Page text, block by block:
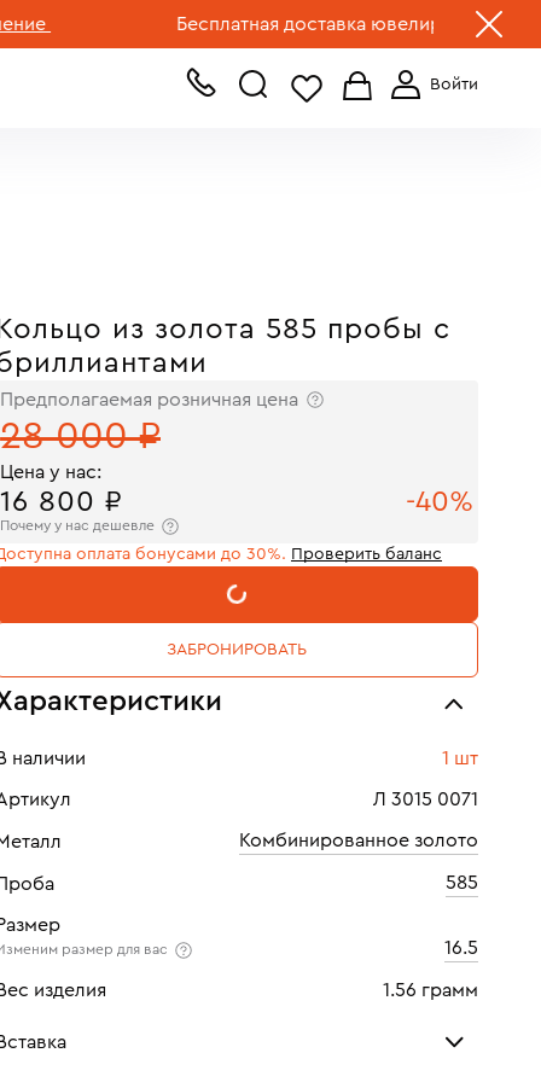
Бесплатная доставка ювелирных изделий по
+7 (499) 519-00-00
Кольцо из золота 585 пробы с
Предполагаемая розничная цена
28 000 ₽
Цена у нас:
16 800 ₽ -40%
Почему у нас дешевле
оплата бонусами до 30%. Проверить баланс
В КОРЗИНУ
ЗАБРОНИРОВАТЬ
наличии 1 шт
Л 3015 0071
Комбинированное золото
585
размер для вас 16.5
изделия 1.56 грамм